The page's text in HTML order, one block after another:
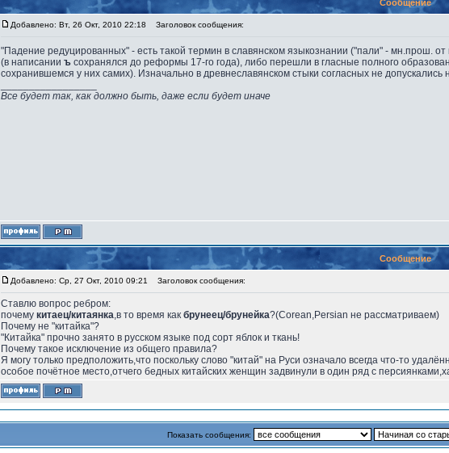
Сообщение
Добавлено: Вт, 26 Окт, 2010 22:18 Заголовок сообщения:
"Падение редуцированных" - есть такой термин в славянском языкознании ("пали" - мн.прош. от
(в написании ъ сохранялся до реформы 17-го года), либо перешли в гласные полного
сохранившемся у них самих). Изначально в древнеславянском стыки согласных не
Все будет так, как должно быть, даже если будет иначе
Сообщение
Добавлено: Ср, 27 Окт, 2010 09:21 Заголовок сообщения:
Ставлю вопрос ребром:
почему китаец/китаянка,в то время как брунеец/брунейка?(Corean,Persian не рассматриваем)
Почему не "китайка"?
"Китайка" прочно занято в русском языке под сорт яблок и ткань!
Почему такое исключение из общего правила?
Я могу только предположить,что поскольку слово "китай" на Руси означало всегда что-то
особое почётное место,отчего бедных китайских женщин задвинули в один ряд с
Показать сообщения: